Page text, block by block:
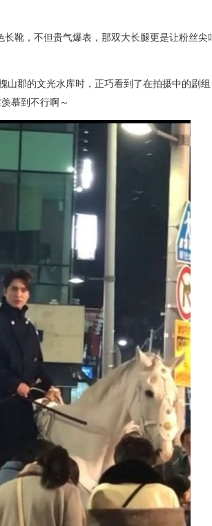
靴，不但贵气爆表，那双大长腿更是让粉丝尖
郡的文光水库时，正巧看到了在拍摄中的剧组
慕到不行啊～